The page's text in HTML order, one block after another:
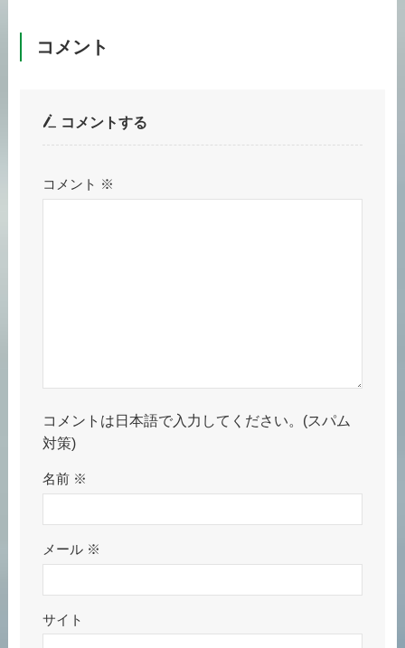
コメント
コメントする
コメント ※
コメントは日本語で入力してください。(スパム
対策)
名前 ※
メール ※
サイト